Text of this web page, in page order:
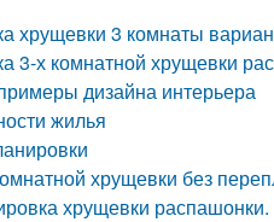
хрущевки 3 комнаты
3-х комнатной хрущевки
дизайна интерьера
жилья
хрущевки без
хрущевки